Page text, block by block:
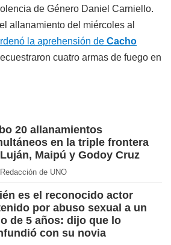
de Género Daniel Carniello.
allanamiento del miércoles al
la aprehensión de Cacho
cuatro armas de fuego en
20 allanamientos
en la triple frontera
Maipú y Godoy Cruz
de UNO
es el reconocido actor
por abuso sexual a un
de 5 años: dijo que lo
con su novia